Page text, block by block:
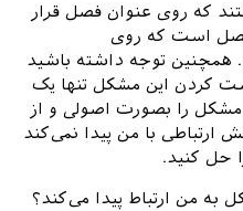
Package hyperref Warning
in a PDF string
(
hyperref
`\hfill ' on input line
فصل 2.
که روی عنوان فصل قرار
فصل است که روی
همچنین توجه داشته باشید
کردن این مشکل تنها یک
را بصورت اصولی و از
ارتباطی با من پیدا نمی‌کند
حل کنید.
به من ارتباط پیدا می‌کند؟